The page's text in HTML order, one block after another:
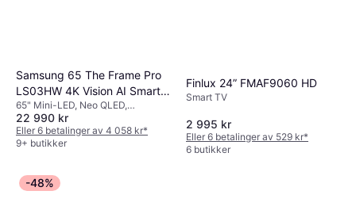
Samsung 65 The Frame Pro
LS03HW 4K Vision AI Smart
TV
65" Mini-LED, Neo QLED,
3840x2160 (4K Ultra HD), Smart
TV
22 990 kr
Eller 6 betalinger av 4 058 kr*
9+ butikker
Finlux 24” FMAF9060 HD
Smart TV
2 995 kr
Eller 6 betalinger av 529 kr*
6 butikker
-48%